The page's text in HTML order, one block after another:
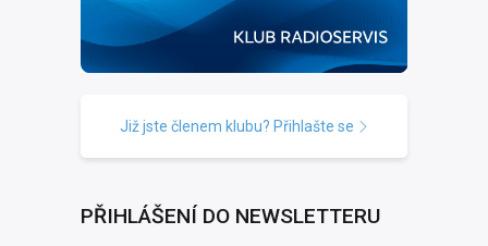
Již jste členem klubu? Přihlašte se
PŘIHLÁŠENÍ DO NEWSLETTERU